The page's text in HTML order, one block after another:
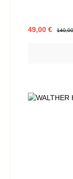
Verkaufspreis:
49,00 €